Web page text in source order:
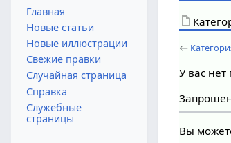
←
У вас
Вы
Главная
Новые статьи
Новые иллюстрации
Свежие правки
Случайная страница
Справка
Служебные
страницы